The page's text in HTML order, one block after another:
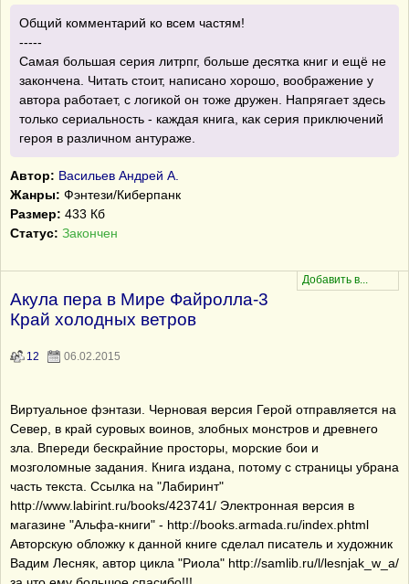
Общий комментарий ко всем частям!
-----
Самая большая серия литрпг, больше десятка книг и ещё не
закончена. Читать стоит, написано хорошо, воображение у
автора работает, с логикой он тоже дружен. Напрягает здесь
только сериальность - каждая книга, как серия приключений
героя в различном антураже.
Автор: Васильев Андрей А.
Жанры: Фэнтези/Киберпанк
Размер: 433 Кб
Статус: Закончен
Акула пера в Мире Файролла-3
Край холодных ветров
12 06.02.2015
Виртуальное фэнтази. Черновая версия Герой отправляется на
Север, в край суровых воинов, злобных монстров и древнего
зла. Впереди бескрайние просторы, морские бои и
мозголомные задания. Книга издана, потому с страницы убрана
часть текста. Ссылка на "Лабиринт"
http://www.labirint.ru/books/423741/ Электронная версия в
магазине "Альфа-книги" - http://books.armada.ru/index.phtml
Авторскую обложку к данной книге сделал писатель и художник
Вадим Лесняк, автор цикла "Риола" http://samlib.ru/l/lesnjak_w_a/